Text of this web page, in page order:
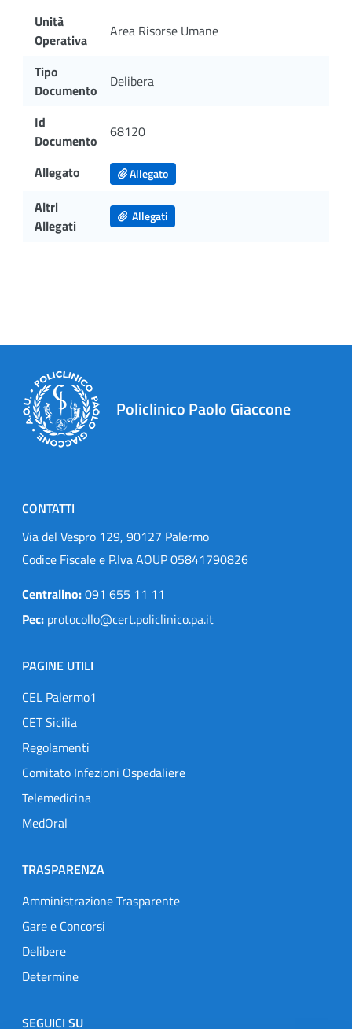
Unità
Operativa
Area Risorse Umane
Tipo
Documento
Delibera
Id
Documento
68120
Allegato Allegato
Altri
Allegati
Allegati
Policlinico Paolo Giaccone
CONTATTI
Via del Vespro 129, 90127 Palermo
Codice Fiscale e P.Iva AOUP 05841790826
Centralino:091 655 11 11
Pec: protocollo@cert.policlinico.pa.it
PAGINE UTILI
CEL Palermo1
CET Sicilia
Regolamenti
Comitato Infezioni Ospedaliere
Telemedicina
MedOral
TRASPARENZA
Amministrazione Trasparente
Gare e Concorsi
Delibere
Determine
SEGUICI SU